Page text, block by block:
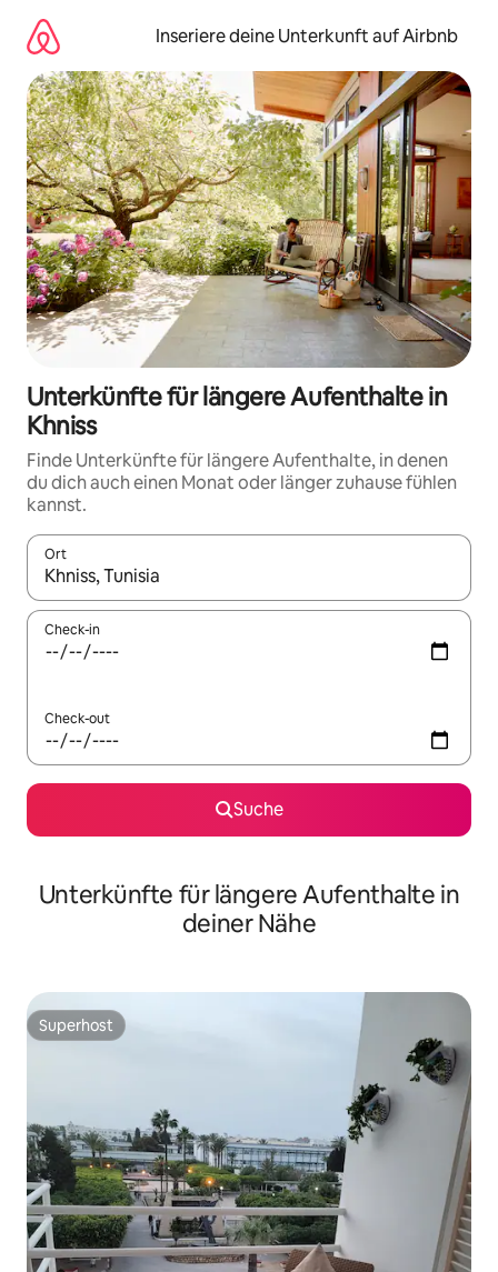
Inhalten
springen
Inseriere deine Unterkunft auf Airbnb
Unterkünfte für längere Aufenthalte in
Khniss
Finde Unterkünfte für längere Aufenthalte, in denen
du dich auch einen Monat oder länger zuhause fühlen
kannst.
Ort
Wenn Ergebnisse verfügbar sind, navigiere mit den
Check-in
Check-out
Suche
Unterkünfte für längere Aufenthalte in
deiner Nähe
Superhost
Superhost